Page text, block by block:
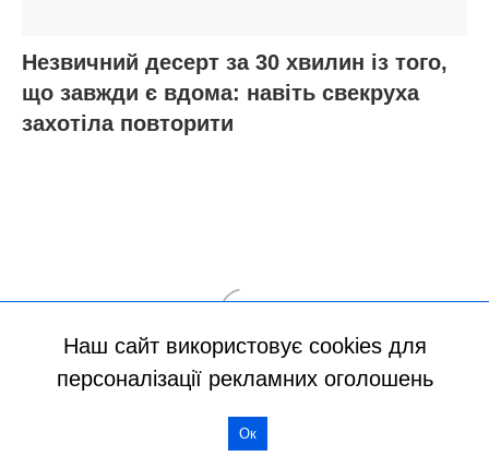
Наш сайт використовує cookies для
персоналізації рекламних оголошень
Ок